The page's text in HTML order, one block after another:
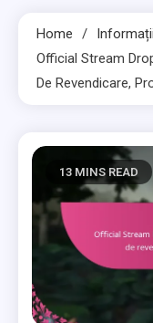
Home
Official Stream
De Revendicare,
13 MINS READ